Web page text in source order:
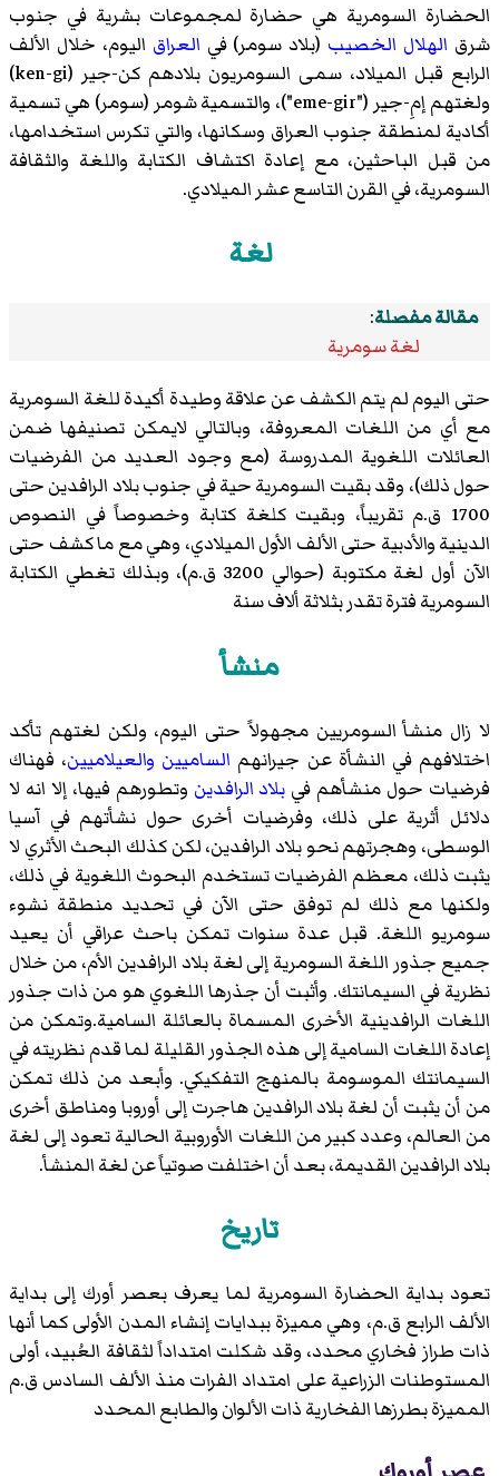
الحضارة السومرية هي حضارة لمجموعات بشرية في جنوب
شرق الهلال الخصيب (بلاد سومر) في العراق اليوم، خلال الألف
الرابع قبل الميلاد، سمى السومريون بلادهم كن-جير (ken-gi)
ولغتهم إمِ-جير ("eme-gir")، والتسمية شومر (سومر) هي تسمية
أكادية لمنطقة جنوب العراق وسكانها، والتي تكرس استخدامها،
من قبل الباحثين، مع إعادة اكتشاف الكتابة واللغة والثقافة
السومرية، في القرن التاسع عشر الميلادي.
لغة
مقالة مفصلة:
لغة سومرية
حتى اليوم لم يتم الكشف عن علاقة وطيدة أكيدة للغة السومرية
مع أي من اللغات المعروفة، وبالتالي لايمكن تصنيفها ضمن
العائلات اللغوية المدروسة (مع وجود العديد من الفرضيات
حول ذلك)، وقد بقيت السومرية حية في جنوب بلاد الرافدين حتى
1700 ق.م تقريباً، وبقيت كلغة كتابة وخصوصاً في النصوص
الدينية والأدبية حتى الألف الأول الميلادي، وهي مع ما كشف حتى
الآن أول لغة مكتوبة (حوالي 3200 ق.م)، وبذلك تغطي الكتابة
السومرية فترة تقدر بثلاثة ألاف سنة
منشأ
لا زال منشأ السومريين مجهولاً حتى اليوم، ولكن لغتهم تأكد
اختلافهم في النشأة عن جيرانهم الساميين والعيلاميين، فهناك
فرضيات حول منشأهم في بلاد الرافدين وتطورهم فيها، إلا انه لا
دلائل أثرية على ذلك، وفرضيات أخرى حول نشأتهم في آسيا
الوسطى، وهجرتهم نحو بلاد الرافدين، لكن كذلك البحث الأثري لا
يثبت ذلك، معظم الفرضيات تستخدم البحوث اللغوية في ذلك،
ولكنها مع ذلك لم توفق حتى الآن في تحديد منطقة نشوء
سومريو اللغة. قبل عدة سنوات تمكن باحث عراقي أن يعيد
جميع جذور اللغة السومرية إلى لغة بلاد الرافدين الأم، من خلال
نظرية في السيمانتك. وأثبت أن جذرها اللغوي هو من ذات جذور
اللغات الرافدينية الأخرى المسماة بالعائلة السامية.وتمكن من
إعادة اللغات السامية إلى هذه الجذور القليلة لما قدم نظريته في
السيمانتك الموسومة بالمنهج التفكيكي. وأبعد من ذلك تمكن
من أن يثبت أن لغة بلاد الرافدين هاجرت إلى أوروبا ومناطق أخرى
من العالم، وعدد كبير من اللغات الأوروبية الحالية تعود إلى لغة
بلاد الرافدين القديمة، بعد أن اختلفت صوتياً عن لغة المنشأ.
تاريخ
تعود بداية الحضارة السومرية لما يعرف بعصر أورك إلى بداية
الألف الرابع ق.م، وهي مميزة ببدايات إنشاء المدن الأولى كما أنها
ذات طراز فخاري محدد، وقد شكلت امتداداً لثقافة العُبيد، أولى
المستوطنات الزراعية على امتداد الفرات منذ الألف السادس ق.م
المميزة بطرزها الفخارية ذات الألوان والطابع المحدد